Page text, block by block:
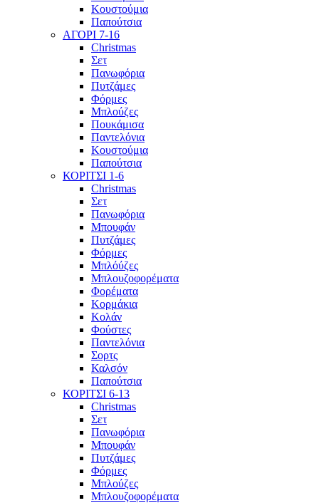
Κουστούμια
Παπούτσια
ΑΓΟΡΙ 7-16
Christmas
Σετ
Πανωφόρια
Πυτζάμες
Φόρμες
Μπλούζες
Πουκάμισα
Παντελόνια
Κουστούμια
Παπούτσια
ΚΟΡΙΤΣΙ 1-6
Christmas
Σετ
Πανωφόρια
Μπουφάν
Πυτζάμες
Φόρμες
Μπλόύζες
Μπλουζοφορέματα
Φορέματα
Κορμάκια
Κολάν
Φούστες
Παντελόνια
Σορτς
Καλσόν
Παπούτσια
ΚΟΡΙΤΣΙ 6-13
Christmas
Σετ
Πανωφόρια
Μπουφάν
Πυτζάμες
Φόρμες
Μπλούζες
Μπλουζοφορέματα